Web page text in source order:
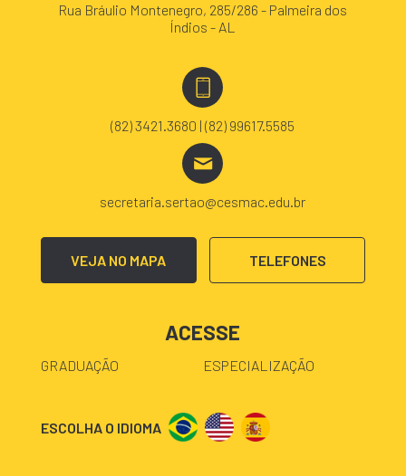
Rua Bráulio Montenegro, 285/286 - Palmeira dos
Índios - AL
(82) 3421.3680 | (82) 99617.5585
secretaria.sertao@cesmac.edu.br
VEJA NO MAPA TELEFONES
ACESSE
GRADUAÇÃO ESPECIALIZAÇÃO
ESCOLHA O IDIOMA